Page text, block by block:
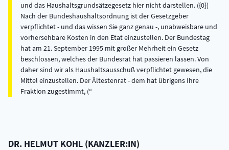
und das Haushaltsgrundsätzegesetz hier nicht darstellen. ({0})
Nach der Bundeshaushaltsordnung ist der Gesetzgeber
verpflichtet - und das wissen Sie ganz genau -, unabweisbare und
vorhersehbare Kosten in den Etat einzustellen. Der Bundestag
hat am 21. September 1995 mit großer Mehrheit ein Gesetz
beschlossen, welches der Bundesrat hat passieren lassen. Von
daher sind wir als Haushaltsausschuß verpflichtet gewesen, die
Mittel einzustellen. Der Ältestenrat - dem hat übrigens Ihre
Fraktion zugestimmt, (
DR. HELMUT KOHL (KANZLER:IN)